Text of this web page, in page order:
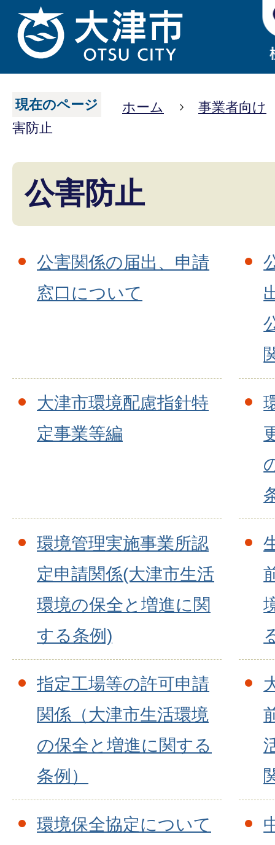
現在のページ ホーム
事業者向け
害防止
公害防止
公害関係の届出、申請
窓口について
大津市環境配慮指針特
定事業等編
環境管理実施事業所認
定申請関係(大津市生活
環境の保全と増進に関
する条例)
指定工場等の許可申請
関係（大津市生活環境
の保全と増進に関する
条例）
環境保全協定について